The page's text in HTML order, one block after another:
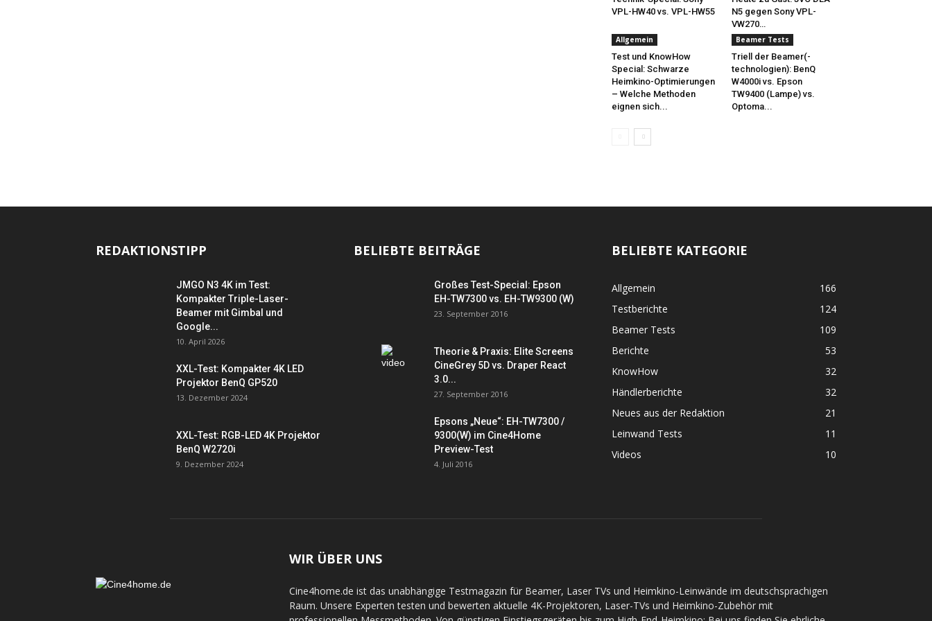
VPL-HW40 vs. VPL-HW55
N5 gegen Sony VPL-
VW270…
Allgemein
Test und KnowHow
Special: Schwarze
Heimkino-Optimierungen
– Welche Methoden
eignen sich...
Beamer Tests
Triell der Beamer(-
technologien): BenQ
W4000i vs. Epson
TW9400 (Lampe) vs.
Optoma...
REDAKTIONSTIPP
JMGO N3 4K im Test:
Kompakter Triple-Laser-
Beamer mit Gimbal und
Google...
10. April 2026
XXL-Test: Kompakter 4K LED
Projektor BenQ GP520
13. Dezember 2024
XXL-Test: RGB-LED 4K Projektor
BenQ W2720i
9. Dezember 2024
BELIEBTE BEITRÄGE
Großes Test-Special: Epson
EH-TW7300 vs. EH-TW9300 (W)
23. September 2016
Theorie & Praxis: Elite Screens
CineGrey 5D vs. Draper React
3.0...
27. September 2016
Epsons „Neue“: EH-TW7300 /
9300(W) im Cine4Home
Preview-Test
4. Juli 2016
BELIEBTE KATEGORIE
Allgemein
166
Testberichte
124
Beamer Tests
109
Berichte
53
KnowHow
32
Händlerberichte
32
Neues aus der Redaktion
21
Leinwand Tests
11
Videos
10
WIR ÜBER UNS
Cine4home.de ist das unabhängige Testmagazin für Beamer, Laser TVs und Heimkino-Leinwände im deutschsprachigen
Raum. Unsere Experten testen und bewerten aktuelle 4K-Projektoren, Laser-TVs und Heimkino-Zubehör mit